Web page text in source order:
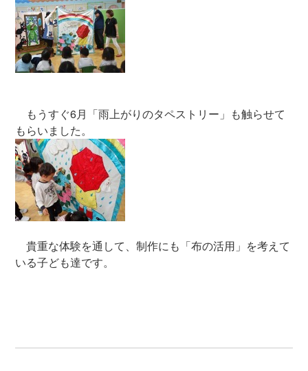
もうすぐ6月「雨上がりのタペストリー」も触らせて
もらいました。
貴重な体験を通して、制作にも「布の活用」を考えて
いる子ども達です。